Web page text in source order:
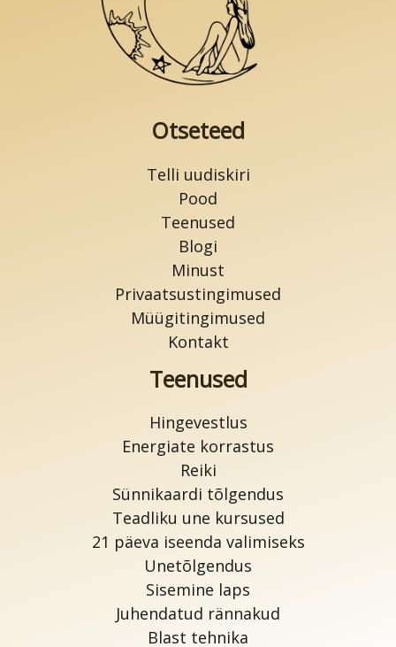
Otseteed
Telli uudiskiri
Pood
Teenused
Blogi
Minust
Privaatsustingimused
Müügitingimused
Kontakt
Teenused
Hingevestlus
Energiate korrastus
Reiki
Sünnikaardi tõlgendus
Teadliku une kursused
21 päeva iseenda valimiseks
Unetõlgendus
Sisemine laps
Juhendatud rännakud
Blast tehnika